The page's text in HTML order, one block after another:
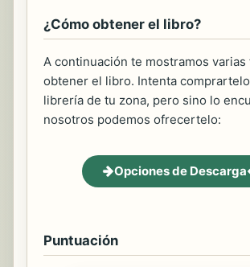
¿Cómo obtener el libro?
A continuación te mostramos varias
obtener el libro. Intenta
librería de tu zona, pero sino lo
nosotros podemos ofrecertelo:
Opciones de Descarga
Puntuación